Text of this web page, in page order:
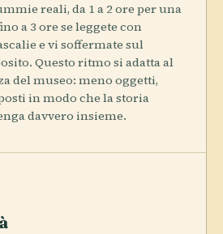
reali, da 1 a 2 ore per una
a 3 ore se leggete con
e vi soffermate sul
Questo ritmo si adatta al
del museo: meno oggetti,
in modo che la storia
davvero insieme.